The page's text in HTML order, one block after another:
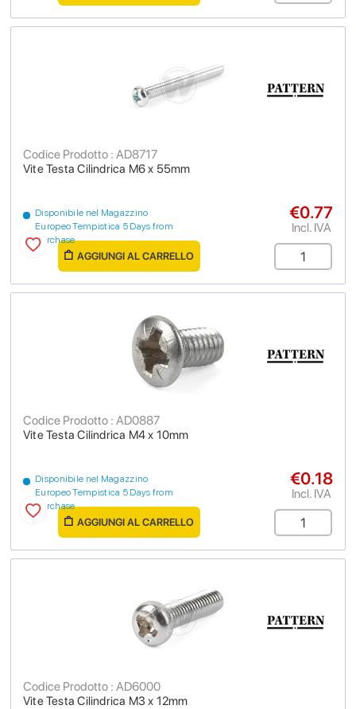
Vite Testa Cilindrica M6 x 55mm
Codice Prodotto : AD8717
Disponibile nel Magazzino
Europeo Tempistica 5 Days from
purchase
€0.77
Incl. IVA
AGGIUNGI AL CARRELLO
Vite Testa Cilindrica M4 x 10mm
Codice Prodotto : AD0887
Disponibile nel Magazzino
Europeo Tempistica 5 Days from
purchase
€0.18
Incl. IVA
AGGIUNGI AL CARRELLO
Vite Testa Cilindrica M3 x 12mm
Codice Prodotto : AD6000